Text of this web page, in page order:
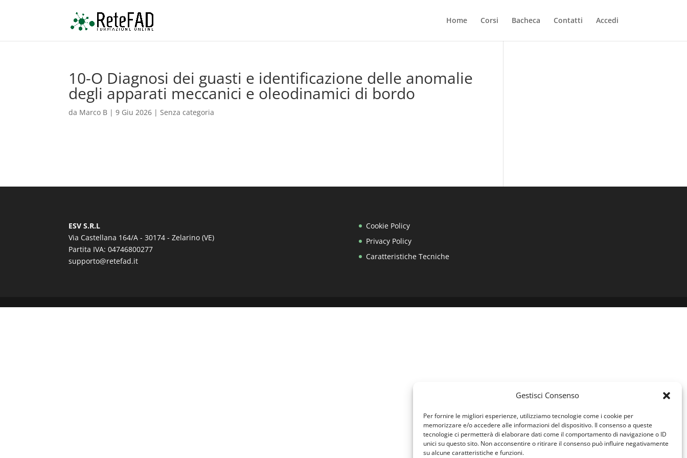
Gestisci Consenso
Per fornire le migliori esperienze, utilizziamo tecnologie come i cookie per
memorizzare e/o accedere alle informazioni del dispositivo. Il consenso a queste
tecnologie ci permetterà di elaborare dati come il comportamento di navigazione o ID
unici su questo sito. Non acconsentire o ritirare il consenso può influire negativamente
su alcune caratteristiche e funzioni.
Home Corsi Bacheca Contatti Accedi
10-O Diagnosi dei guasti e identificazione delle anomalie
degli apparati meccanici e oleodinamici di bordo
da Marco B |9 Giu 2026 | Senza categoria
ESV S.R.L
Via Castellana 164/A - 30174 - Zelarino (VE)
Partita IVA: 04746800277
supporto@retefad.it
Cookie Policy
Privacy Policy
Caratteristiche Tecniche